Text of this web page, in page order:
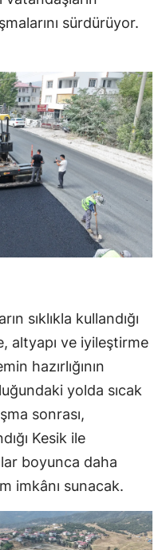
sürdürüyor.
sıklıkla kullandığı
altyapı ve iyileştirme
hazırlığının
yolda sıcak
sonrası,
Kesik ile
boyunca daha
imkânı sunacak.